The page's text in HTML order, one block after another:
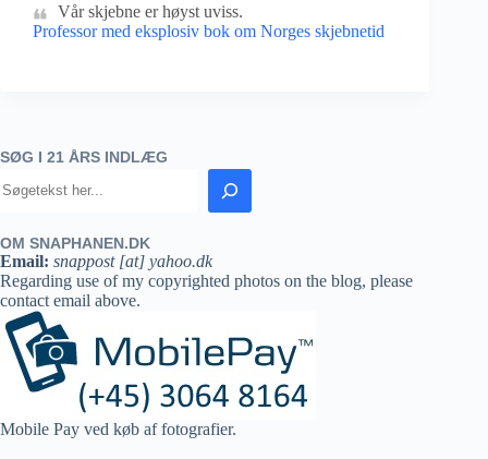
Vår skjebne er høyst uviss.
Professor med eksplosiv bok om Norges skjebnetid
SØG I 21 ÅRS INDLÆG
OM SNAPHANEN.DK
Email: snappost [at] yahoo.dk
Regarding use of my copyrighted photos on the blog, please
contact email above.
Mobile Pay ved køb af fotografier.